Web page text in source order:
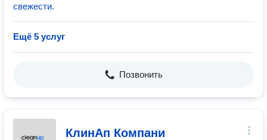
свежести.
Ещё 5 услуг
Позвонить
КлинАп Компани